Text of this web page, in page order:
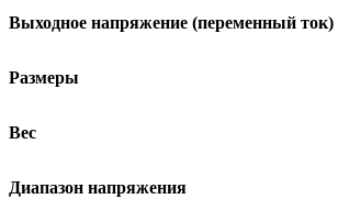
Выходное напряжение (переменный ток)
Размеры
Вес
Диапазон напряжения